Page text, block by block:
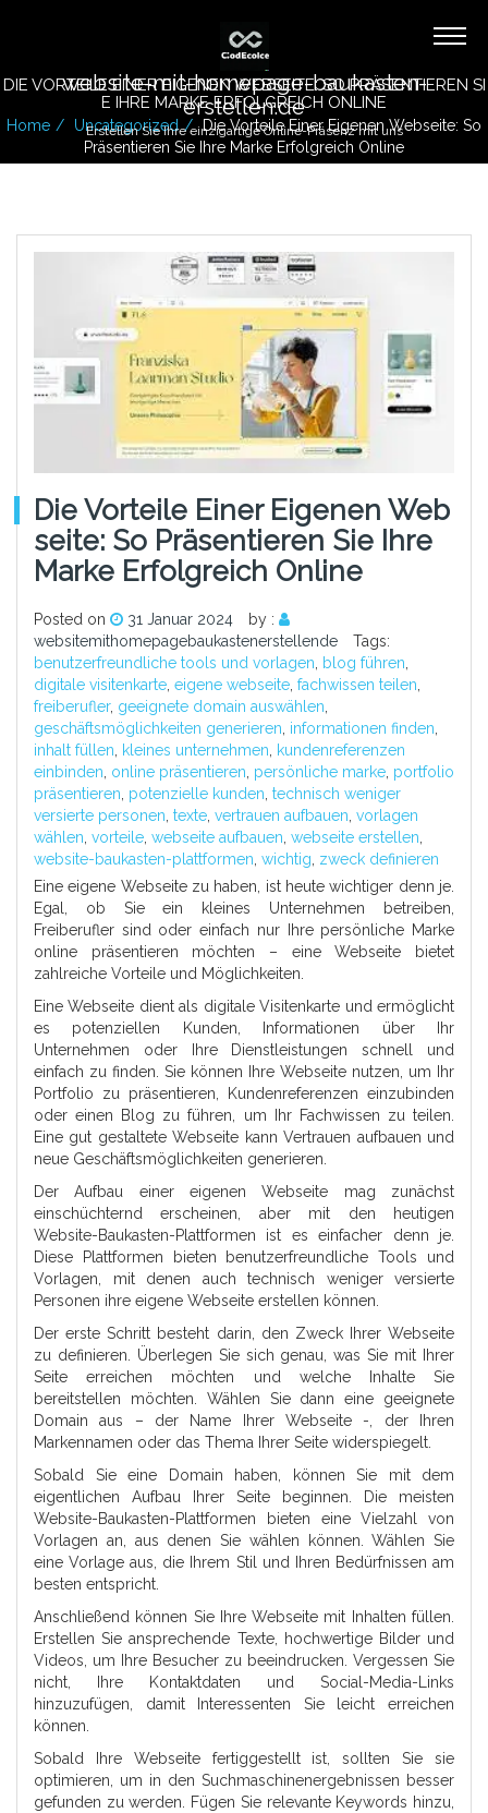
website-mit-homepage-baukasten-
erstellen.de
Erstellen Sie Ihre einzigartige Online-Präsenz mit uns
DIE VORTEILE EINER EIGENEN WEBSEITE: SO PRÄSENTIEREN SI
E IHRE MARKE ERFOLGREICH ONLINE
Home Uncategorized
Die Vorteile Einer Eigenen Webseite: So
Präsentieren Sie Ihre Marke Erfolgreich Online
Die Vorteile Einer Eigenen Web
Seite: So Präsentieren Sie Ihre
Marke Erfolgreich Online
Posted on 31 Januar 2024
by :
websitemithomepagebaukastenerstellende
Tags:
benutzerfreundliche tools und vorlagen
blog führen
digitale visitenkarte eigene webseite fachwissen teilen
freiberufler, geeignete domain auswählen
geschäftsmöglichkeiten generieren informationen finden
inhalt füllen
kleines unternehmen
kundenreferenzen
einbinden online präsentieren persönliche marke portfolio
präsentieren potenzielle kunden technisch weniger
versierte personen texte vertrauen aufbauen vorlagen
wählen vorteile webseite aufbauen webseite erstellen
website-baukasten-plattformen wichtig zweck definieren
Eine eigene Webseite zu haben, ist heute wichtiger denn je.
Egal, ob Sie ein kleines Unternehmen betreiben,
Freiberufler sind oder einfach nur Ihre persönliche Marke
online präsentieren möchten – eine Webseite bietet
zahlreiche Vorteile und Möglichkeiten.
Eine Webseite dient als digitale Visitenkarte und ermöglicht
es potenziellen Kunden, Informationen über Ihr
Unternehmen oder Ihre Dienstleistungen schnell und
einfach zu finden. Sie können Ihre Webseite nutzen, um Ihr
Portfolio zu präsentieren, Kundenreferenzen einzubinden
oder einen Blog zu führen, um Ihr Fachwissen zu teilen.
Eine gut gestaltete Webseite kann Vertrauen aufbauen und
neue Geschäftsmöglichkeiten generieren.
Der Aufbau einer eigenen Webseite mag zunächst
einschüchternd erscheinen, aber mit den heutigen
Website-Baukasten-Plattformen ist es einfacher denn je.
Diese Plattformen bieten benutzerfreundliche Tools und
Vorlagen, mit denen auch technisch weniger versierte
Personen ihre eigene Webseite erstellen können.
Der erste Schritt besteht darin, den Zweck Ihrer Webseite
zu definieren. Überlegen Sie sich genau, was Sie mit Ihrer
Seite erreichen möchten und welche Inhalte Sie
bereitstellen möchten. Wählen Sie dann eine geeignete
Domain aus – der Name Ihrer Webseite -, der Ihren
Markennamen oder das Thema Ihrer Seite widerspiegelt.
Sobald Sie eine Domain haben, können Sie mit dem
eigentlichen Aufbau Ihrer Seite beginnen. Die meisten
Website-Baukasten-Plattformen bieten eine Vielzahl von
Vorlagen an, aus denen Sie wählen können. Wählen Sie
eine Vorlage aus, die Ihrem Stil und Ihren Bedürfnissen am
besten entspricht.
Anschließend können Sie Ihre Webseite mit Inhalten füllen.
Erstellen Sie ansprechende Texte, hochwertige Bilder und
Videos, um Ihre Besucher zu beeindrucken. Vergessen Sie
nicht, Ihre Kontaktdaten und Social-Media-Links
hinzuzufügen, damit Interessenten Sie leicht erreichen
können.
Sobald Ihre Webseite fertiggestellt ist, sollten Sie sie
optimieren, um in den Suchmaschinenergebnissen besser
gefunden zu werden. Fügen Sie relevante Keywords hinzu,